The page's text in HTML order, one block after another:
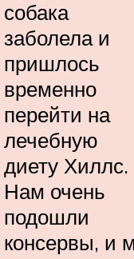
собака
заболела и
пришлось
временно
перейти на
лечебную
диету Хиллс.
Нам очень
подошли
консервы, и